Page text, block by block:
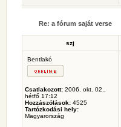
Re: a fórum saját verse
szj
Bentlakó
Csatlakozott: 2006. okt. 02.,
hétfő 17:12
Hozzászólások: 4525
Tartózkodási hely:
Magyarország